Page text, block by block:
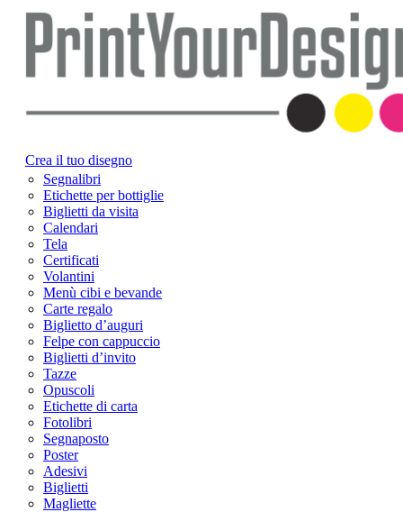
Crea il tuo disegno
Segnalibri
Etichette per bottiglie
Biglietti da visita
Calendari
Tela
Certificati
Volantini
Menù cibi e bevande
Carte regalo
Biglietto d’auguri
Felpe con cappuccio
Biglietti d’invito
Tazze
Opuscoli
Etichette di carta
Fotolibri
Segnaposto
Poster
Adesivi
Biglietti
Magliette